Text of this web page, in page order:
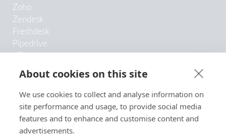
Zoho
Zendesk
Freshdesk
Pipedrive
Copper
Trengo
HubSpot
SugarCRM
Google Contacts
About cookies on this site
We use cookies to collect and analyse information on
site performance and usage, to provide social media
features and to enhance and customise content and
advertisements.